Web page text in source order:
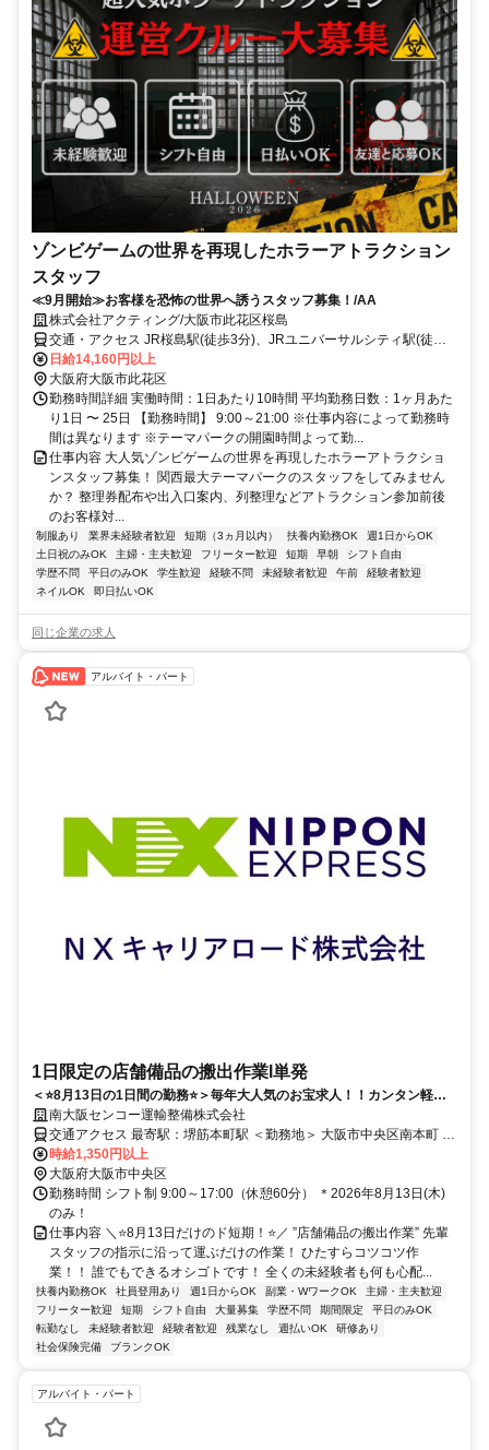
ゾンビゲームの世界を再現したホラーアトラクション
スタッフ
≪9月開始≫お客様を恐怖の世界へ誘うスタッフ募集！/AA
株式会社アクティング/大阪市此花区桜島
交通・アクセス JR桜島駅(徒歩3分)、JRユニバーサルシティ駅(徒歩
15分)
日給14,160円以上
大阪府大阪市此花区
勤務時間詳細 実働時間：1日あたり10時間 平均勤務日数：1ヶ月あた
り1日 〜 25日 【勤務時間】 9:00～21:00 ※仕事内容によって勤務時
間は異なります ※テーマパークの開園時間よって勤...
仕事内容 大人気ゾンビゲームの世界を再現したホラーアトラクショ
ンスタッフ募集！ 関西最大テーマパークのスタッフをしてみません
か？ 整理券配布や出入口案内、列整理などアトラクション参加前後
のお客様対...
制服あり 業界未経験者歓迎 短期（3ヵ月以内） 扶養内勤務OK
週1日からOK
土日祝のみOK
主婦・主夫歓迎 フリーター歓迎 短期 早朝
シフト自由
学歴不問
平日のみOK 学生歓迎 経験不問 未経験者歓迎 午前
経験者歓迎
ネイルOK
即日払いOK
同じ企業の求人
アルバイト・パート
1日限定の店舗備品の搬出作業l単発
＜⭐️8月13日の1日間の勤務⭐️＞毎年大人気のお宝求人！！カンタン軽作
業×高時給1350円！
南大阪センコー運輸整備株式会社
交通アクセス 最寄駅：堺筋本町駅 ＜勤務地＞ 大阪市中央区南本町 ＜
最寄駅＞ 堺筋本町駅または本町駅より徒歩圏内 ＊交通費実費支給
時給1,350円以上
大阪府大阪市中央区
勤務時間 シフト制 9:00～17:00（休憩60分） ＊2026年8月13日(木)
のみ！
仕事内容 ＼⭐️8月13日だけのド短期！⭐️／ ”店舗備品の搬出作業” 先輩
スタッフの指示に沿って運ぶだけの作業！ ひたすらコツコツ作
業！！ 誰でもできるオシゴトです！ 全くの未経験者も何も心配...
扶養内勤務OK 社員登用あり 週1日からOK 副業・WワークOK
主婦・主夫歓迎
フリーター歓迎
短期 シフト自由 大量募集 学歴不問 期間限定
平日のみOK
転勤なし
未経験者歓迎 経験者歓迎 残業なし 週払いOK
研修あり
社会保険完備
ブランクOK
アルバイト・パート